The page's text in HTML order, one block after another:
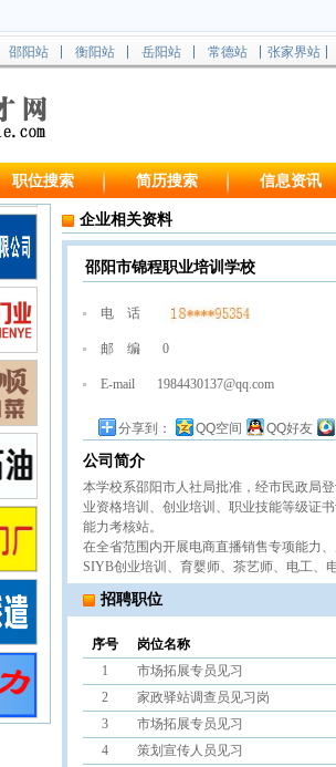
邵阳站 衡阳站 岳阳站 常德站 张家界站
职位搜索 简历搜索 信息资讯
企业相关资料
邵阳市锦程职业培训学校
电 话
邮 编 0
E-mail 1984430137@qq.com
分享到： QQ空间 QQ好友
公司简介
本学校系邵阳市人社局批准，经市民政局
业资格培训、创业培训、职业技能等级证
能力考核站。
在全省范围内开展电商直播销售专项能力
SIYB创业培训、育婴师、茶艺师、电工、
招聘职位
序号
岗位名称
1
市场拓展专员见习
2
家政驿站调查员见习岗
3
市场拓展专员见习
4
策划宣传人员见习